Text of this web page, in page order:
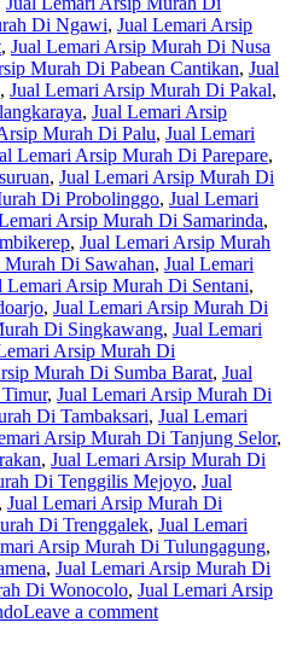
Di Ngawi, Jual Lemari Arsip
, Jual Lemari Arsip Murah Di Nusa
Murah Di Pabean Cantikan, Jual
, Jual Lemari Arsip Murah Di Pakal,
, Jual Lemari Arsip
Murah Di Palu, Jual Lemari
Lemari Arsip Murah Di Parepare,
, Jual Lemari Arsip Murah Di
Di Probolinggo, Jual Lemari
Arsip Murah Di Samarinda,
, Jual Lemari Arsip Murah
Di Sawahan, Jual Lemari
Lemari Arsip Murah Di Sentani,
, Jual Lemari Arsip Murah Di
Di Singkawang, Jual Lemari
Arsip Murah Di
Murah Di Sumba Barat, Jual
, Jual Lemari Arsip Murah Di
Di Tambaksari, Jual Lemari
Arsip Murah Di Tanjung Selor,
, Jual Lemari Arsip Murah Di
Di Tenggilis Mejoyo, Jual
, Jual Lemari Arsip Murah Di
Di Trenggalek, Jual Lemari
Arsip Murah Di Tulungagung,
, Jual Lemari Arsip Murah Di
Di Wonocolo, Jual Lemari Arsip
Leave a comment